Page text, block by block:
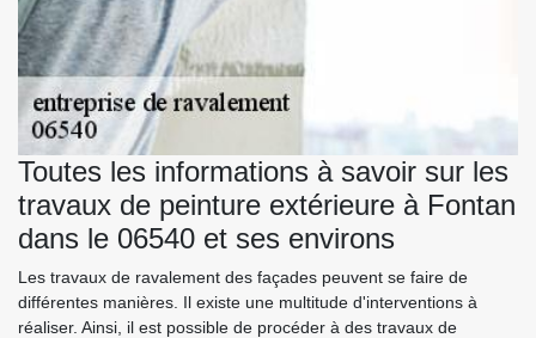
Toutes les informations à savoir sur les
travaux de peinture extérieure à Fontan
dans le 06540 et ses environs
Les travaux de ravalement des façades peuvent se faire de
différentes manières. Il existe une multitude d'interventions à
réaliser. Ainsi, il est possible de procéder à des travaux de